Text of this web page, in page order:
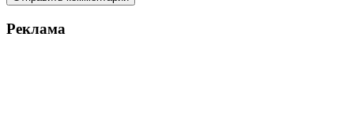
Реклама